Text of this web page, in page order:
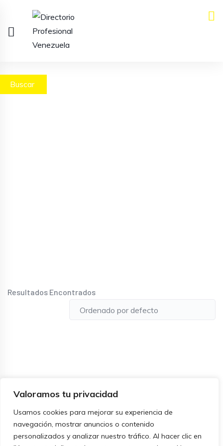
Valoramos tu privacidad
Usamos cookies para mejorar su experiencia de
navegación, mostrar anuncios o contenido
personalizados y analizar nuestro tráfico. Al hacer clic en
Buscar
Resultados Encontrados